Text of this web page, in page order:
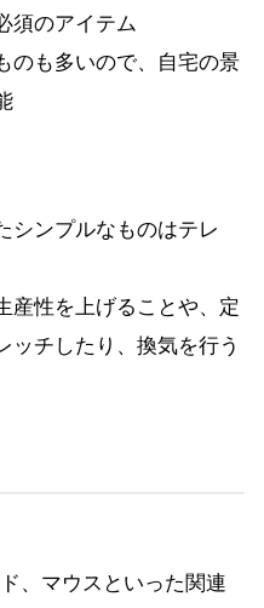
須のアイテム
のも多いので、自宅の景
シンプルなものはテレ
産性を上げることや、定
ッチしたり、換気を行う
、マウスといった関連